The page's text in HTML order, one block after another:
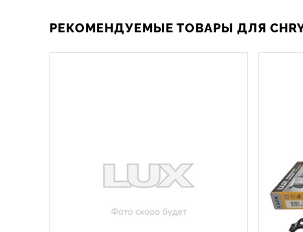
РЕКОМЕНДУЕМЫЕ ТОВАРЫ ДЛЯ